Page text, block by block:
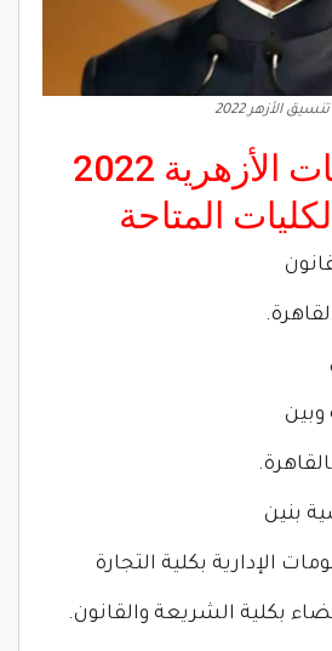
تنسيق الأزهر 2022
تنسيق الكليات الأزهرية 2022
المتاحة
وبين
بنين
الإدارية بكلية التجارة
بكلية الشريعة والقانون.